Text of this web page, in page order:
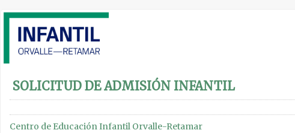
SOLICITUD DE ADMISIÓN INFANTIL
Centro de Educación Infantil Orvalle-Retamar